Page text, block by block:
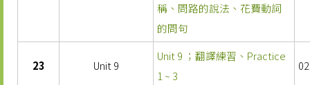
稱、問路的說法、花費動詞
的問句
23 Unit 9
Unit 9 ；翻譯練習、Practice
1 ~ 3